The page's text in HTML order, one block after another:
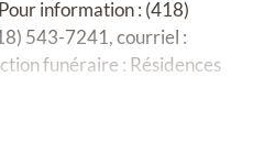
Pour information : (418)
543-7241, courriel :
funéraire : Résidences